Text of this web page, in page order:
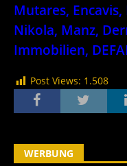
Mutares,
Nikola, Manz,
Immobilien,
Post Views: 1.508
WERBUNG